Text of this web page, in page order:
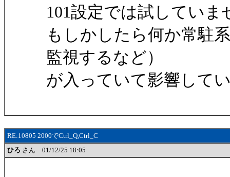
101設定では試していま
もしかしたら何か常駐
監視するなど）
が入っていて影響して
RE:10805 2000でCtrl_Q,Ctrl_C
ひろ さん 01/12/25 18:05